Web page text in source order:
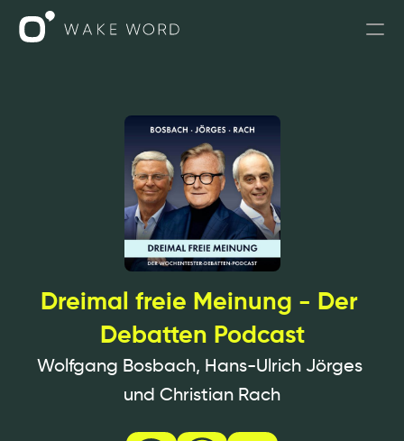
Podcasts für Unternehmen
Leistungen
PODIUS
SPRICH MIT UNS
Dreimal freie Meinung - Der
Debatten Podcast
Wolfgang Bosbach, Hans-Ulrich Jörges
und Christian Rach